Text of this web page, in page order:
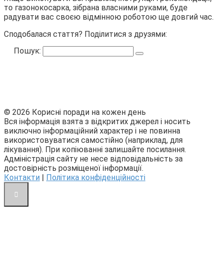
то газонокосарка, зібрана власними руками, буде
радувати вас своєю відмінною роботою ще довгий час.
Сподобалася стаття? Поділитися з друзями:
Пошук:
© 2026 Корисні поради на кожен день
Вся інформація взята з відкритих джерел і носить
виключно інформаційний характер і не повинна
використовуватися самостійно (наприклад, для
лікування). При копіюванні залишайте посилання.
Адміністрація сайту не несе відповідальність за
достовірність розміщеної інформації.
Контакти | Політика конфіденційності